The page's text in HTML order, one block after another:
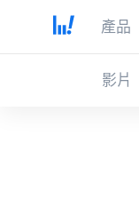
產品
影片